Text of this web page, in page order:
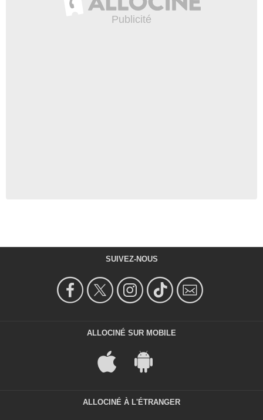
SUIVEZ-NOUS
ALLOCINÉ SUR MOBILE
ALLOCINÉ À L'ÉTRANGER